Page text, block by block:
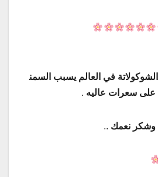
الشوكولاتة في العالم يسبب السمن
على سعرات عاليه .
وشكر نعمك ..